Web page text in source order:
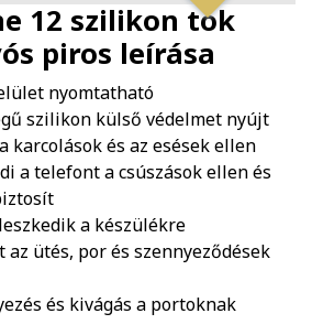
12 szilikon tok
piros leírása
nyomtatható
szilikon külső védelmet nyújt
karcolások és az esések ellen
a telefont a csúszások ellen és
a készülékre
az ütés, por és szennyeződések
és kivágás a portoknak